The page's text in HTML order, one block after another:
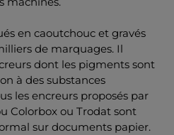
en caoutchouc et gravés
de marquages. Il
dont les pigments sont
à des substances
les encreurs proposés par
Colorbox ou Trodat sont
sur documents papier.